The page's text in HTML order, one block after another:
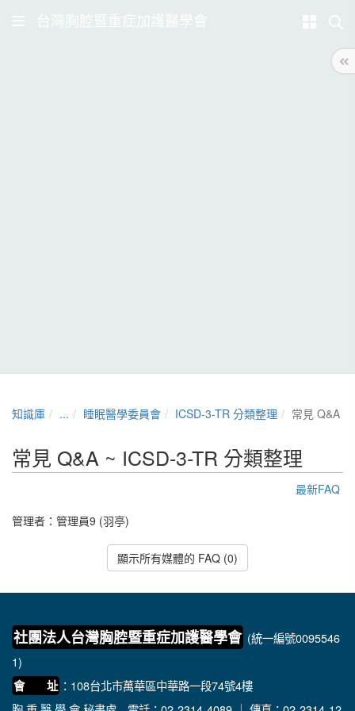
台灣胸腔暨重症加護醫學會
知識庫 ... 睡眠醫學委員會 ICSD-3-TR 分類整理 常見 Q&A
常見 Q&A ~ ICSD-3-TR 分類整理
最新FAQ
管理者： 管理員9 (羽亭)
顯示所有媒體的 FAQ (0)
社團法人台灣胸腔暨重症加護醫學會 (統一編號0095546
1)
會 址 ：108台北市萬華區中華路一段74號4樓